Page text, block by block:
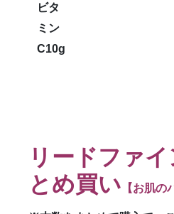
ビタ
ミン
C10g
リードファ
とめ買い 【お肌の